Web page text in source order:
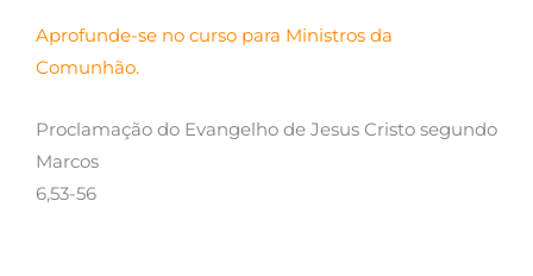
Aprofunde-se no curso para Ministros da
Comunhão.
Proclamação do Evangelho de Jesus Cristo segundo
Marcos
6,53-56